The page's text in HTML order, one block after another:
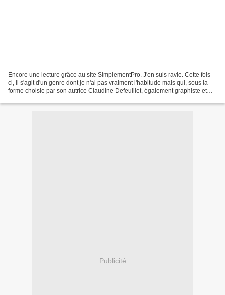
Encore une lecture grâce au site SimplementPro. J'en suis ravie. Cette fois-
ci, il s'agit d'un genre dont je n'ai pas vraiment l'habitude mais qui, sous la
forme choisie par son autrice Claudine Defeuillet, également graphiste et
Publicité